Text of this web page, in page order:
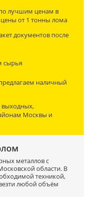
лучшим ценам в
от 1 тонны лома
документов после
сырья
наличный
выходных,
Москвы и
металлов с
области. В
техникой,
любой объём